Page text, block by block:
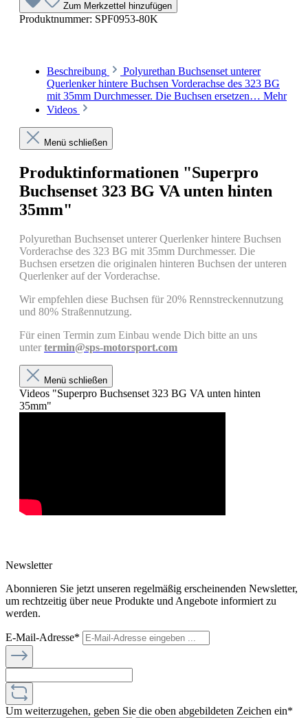
Zum Merkzettel hinzufügen
Produktnummer: SPF0953-80K
Beschreibung
Polyurethan Buchsenset unterer
Querlenker hintere Buchsen Vorderachse des 323 BG
mit 35mm Durchmesser. Die Buchsen ersetzen… Mehr
Videos
Menü schließen
Produktinformationen "Superpro
Buchsenset 323 BG VA unten hinten
35mm"
Polyurethan Buchsenset unterer Querlenker hintere Buchsen
Vorderachse des 323 BG mit 35mm Durchmesser. Die
Buchsen ersetzen die originalen hinteren Buchsen der unteren
Querlenker auf der Vorderachse.
Wir empfehlen diese Buchsen für 20% Rennstreckennutzung
und 80% Straßennutzung.
Für einen Termin zum Einbau wende Dich bitte an uns
unter termin@sps-motorsport.com
Menü schließen
Videos "Superpro Buchsenset 323 BG VA unten hinten
35mm"
Newsletter
Abonnieren Sie jetzt unseren regelmäßig erscheinenden Newsletter,
um rechtzeitig über neue Produkte und Angebote informiert zu
werden.
E-Mail-Adresse*
Um weiterzugehen, geben Sie die oben abgebildeten Zeichen ein*